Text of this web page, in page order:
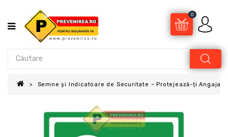
0
Semne și Indicatoare de Securitate – Protejează-ți